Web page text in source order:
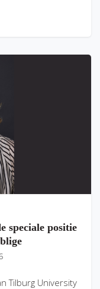
speciale positie
Tilburg University